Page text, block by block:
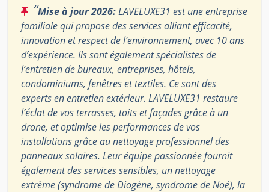
“Mise à jour 2026:LAVELUXE31 est une entreprise
familiale qui propose des services alliant efficacité,
innovation et respect de l’environnement, avec 10 ans
d’expérience. Ils sont également spécialistes de
l’entretien de bureaux, entreprises, hôtels,
condominiums, fenêtres et textiles. Ce sont des
experts en entretien extérieur. LAVELUXE31 restaure
l’éclat de vos terrasses, toits et façades grâce à un
drone, et optimise les performances de vos
installations grâce au nettoyage professionnel des
panneaux solaires. Leur équipe passionnée fournit
également des services sensibles, un nettoyage
extrême (syndrome de Diogène, syndrome de Noé), la